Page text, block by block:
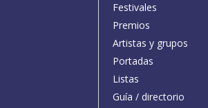
Festivales
Premios
Artistas y grupos
Portadas
Listas
Guía / directorio